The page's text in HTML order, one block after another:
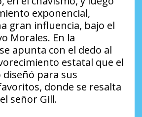
exponencial,
gran influencia, bajo el
Morales. En la
apunta con el dedo al
estatal que el
para sus
donde se resalta
señor Gill.